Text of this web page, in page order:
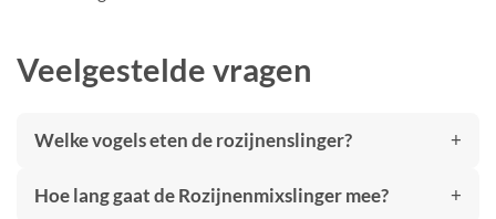
Veelgestelde vragen
Welke vogels eten de rozijnenslinger?
Hoe lang gaat de Rozijnenmixslinger mee?